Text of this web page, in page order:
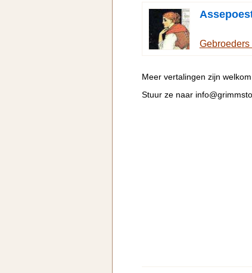
Meer vertalingen zijn welkom
Stuur ze naar